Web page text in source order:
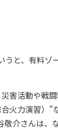
うと、有料ゾ
害活動や戦
火力演習）”
敬介さんは、